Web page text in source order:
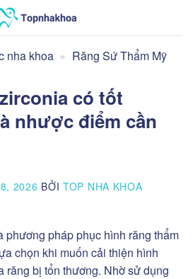
nha khoa » Răng Sứ Thẩm Mỹ
có tốt
nhược điểm cần
2026 BỞITOP NHA KHOA
phương pháp phục hình răng thẩm
chọn khi muốn cải thiện hình
răng bị tổn thương. Nhờ sử dụng